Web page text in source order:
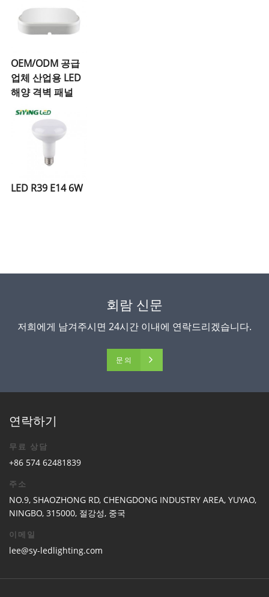
OEM/ODM 공급
업체 산업용 LED
해양 격벽 패널
LED R39 E14 6W
회람 신문
저희에게 남겨주시면 24시간 이내에 연락드리겠습니다.
문의
연락하기
무료 상담
+86 574 62481839
주소
NO.9, SHAOZHONG RD, CHENGDONG INDUSTRY AREA, YUYAO,
NINGBO, 315000, 절강성, 중국
이메일
lee@sy-ledlighting.com